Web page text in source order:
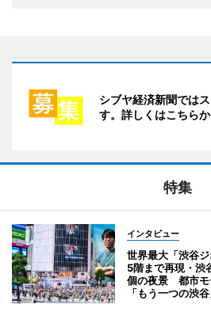
シブヤ経済新聞では
す。詳しくはこちらか
特集
インタビュー
世界最大「渋谷
5階まで再現・
個の夜景 都市モ
「もう一つの渋谷